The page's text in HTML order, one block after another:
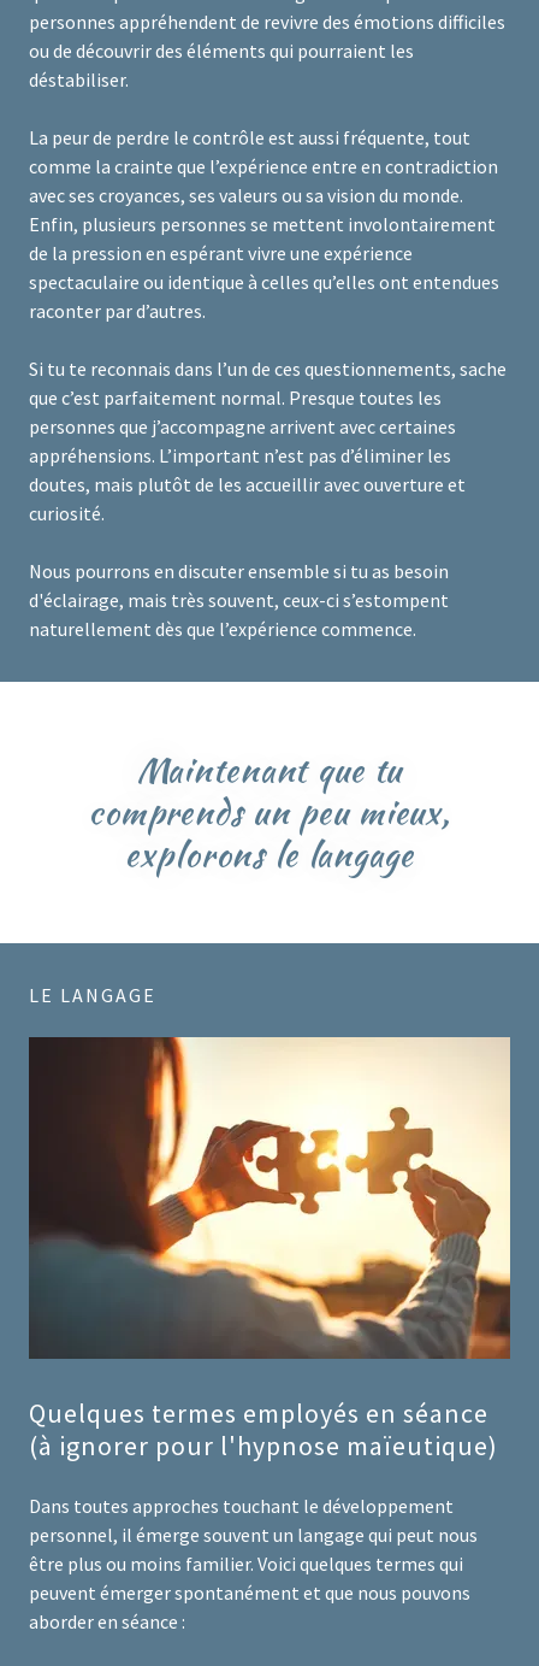
personnes appréhendent de revivre des émotions difficiles
ou de découvrir des éléments qui pourraient les
déstabiliser.
La peur de perdre le contrôle est aussi fréquente, tout
comme la crainte que l’expérience entre en contradiction
avec ses croyances, ses valeurs ou sa vision du monde.
Enfin, plusieurs personnes se mettent involontairement
de la pression en espérant vivre une expérience
spectaculaire ou identique à celles qu’elles ont entendues
raconter par d’autres.
Si tu te reconnais dans l’un de ces questionnements, sache
que c’est parfaitement normal. Presque toutes les
personnes que j’accompagne arrivent avec certaines
appréhensions. L’important n’est pas d’éliminer les
doutes, mais plutôt de les accueillir avec ouverture et
curiosité.
Nous pourrons en discuter ensemble si tu as besoin
d'éclairage, mais très souvent, ceux-ci s’estompent
naturellement dès que l’expérience commence.
Maintenant que tu
comprends un peu mieux,
explorons le langage
LE LANGAGE
Quelques termes employés en séance
(à ignorer pour l'hypnose maïeutique)
Dans toutes approches touchant le développement
personnel, il émerge souvent un langage qui peut nous
être plus ou moins familier. Voici quelques termes qui
peuvent émerger spontanément et que nous pouvons
aborder en séance :